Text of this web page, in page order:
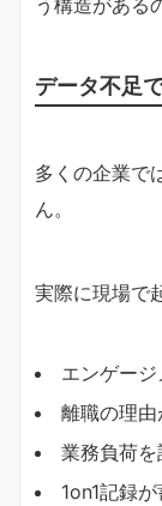
う構造がある
データ不足
多くの企業で
ん。
実際に現場で
エンゲー
離職の理
業務負荷
1on1記録